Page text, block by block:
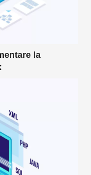
la